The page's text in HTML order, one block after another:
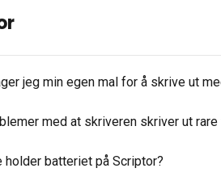
jeg min egen mal for å skrive ut
med at skriveren skriver ut
holder batteriet på Scriptor?